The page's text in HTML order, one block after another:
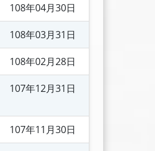
108年04月30日
108年03月31日
108年02月28日
107年12月31日
107年11月30日